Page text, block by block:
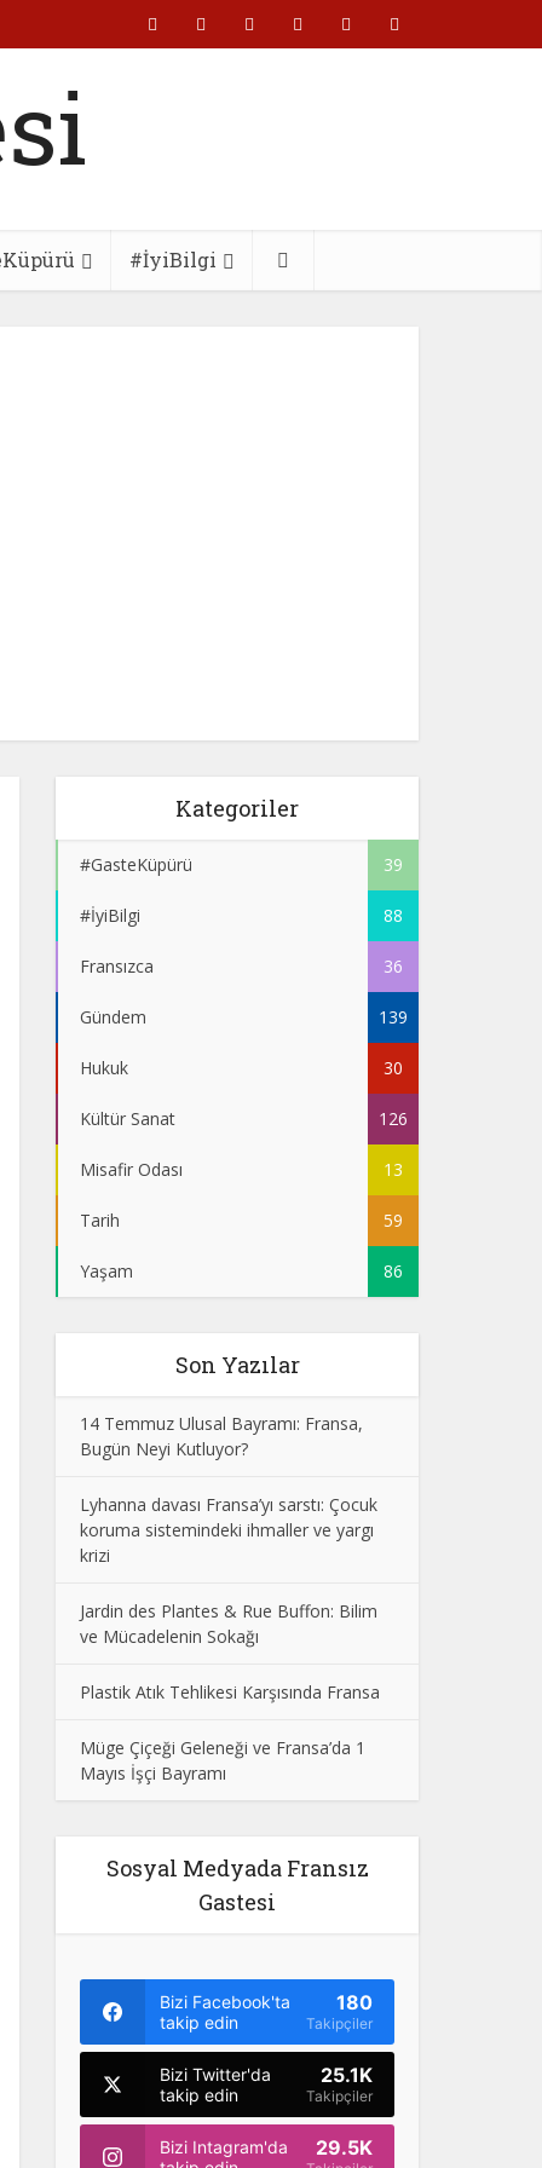
#İyiBilgi
Kategoriler
#GasteKüpürü 39
#İyiBilgi 88
Fransızca 36
Gündem 139
Hukuk 30
Kültür Sanat 126
Misafir Odası 13
Tarih 59
Yaşam 86
Son Yazılar
14 Temmuz Ulusal Bayramı: Fransa,
Bugün Neyi Kutluyor?
Lyhanna davası Fransa’yı sarstı: Çocuk
koruma sistemindeki ihmaller ve yargı
krizi
Jardin des Plantes & Rue Buffon: Bilim
ve Mücadelenin Sokağı
Plastik Atık Tehlikesi Karşısında Fransa
Müge Çiçeği Geleneği ve Fransa’da 1
Mayıs İşçi Bayramı
Sosyal Medyada Fransız
Gastesi
Bizi Facebook'ta
takip edin
180
Takipçiler
Bizi Twitter'da
takip edin
25.1K
Takipçiler
Bizi Intagram'da
29.5K